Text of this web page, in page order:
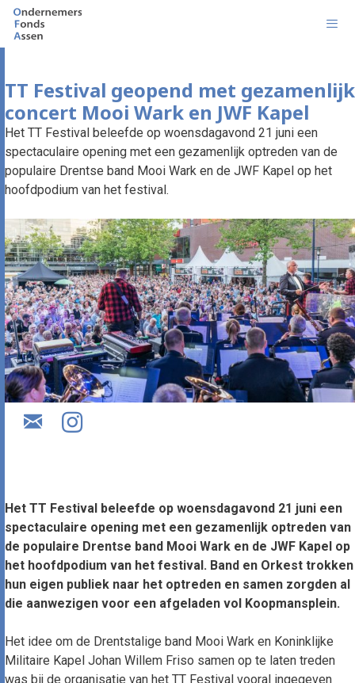
naar
de
TT Festival geopend met gezamenlijk
concert Mooi Wark en JWF Kapel
Het TT Festival beleefde op woensdagavond 21 juni een
spectaculaire opening met een gezamenlijk optreden van de
populaire Drentse band Mooi Wark en de JWF Kapel op het
hoofdpodium van het festival.
Het TT Festival beleefde op woensdagavond 21 juni een
spectaculaire opening met een gezamenlijk optreden van
de populaire Drentse band Mooi Wark en de JWF Kapel op
het hoofdpodium van het festival. Band en Orkest trokken
hun eigen publiek naar het optreden en samen zorgden al
die aanwezigen voor een afgeladen vol Koopmansplein.
Het idee om de Drentstalige band Mooi Wark en Koninklijke
Militaire Kapel Johan Willem Friso samen op te laten treden
was bij de organisatie van het TT Festival vooral ingegeven